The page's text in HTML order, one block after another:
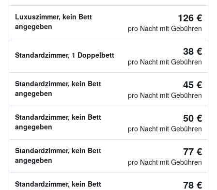
Luxuszimmer, kein Bett
angegeben
126 €
pro Nacht mit Gebühren
Standardzimmer, 1 Doppelbett 38 €
pro Nacht mit Gebühren
Standardzimmer, kein Bett
angegeben
45 €
pro Nacht mit Gebühren
Standardzimmer, kein Bett
angegeben
50 €
pro Nacht mit Gebühren
Standardzimmer, kein Bett
angegeben
77 €
pro Nacht mit Gebühren
Standardzimmer, kein Bett
78 €